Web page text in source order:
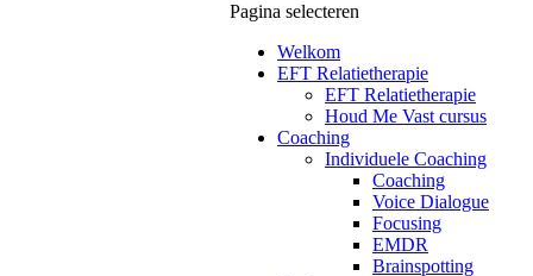
Pagina selecteren
Welkom
EFT Relatietherapie
EFT Relatietherapie
Houd Me Vast cursus
Coaching
Individuele Coaching
Coaching
Voice Dialogue
Focusing
EMDR
Brainspotting